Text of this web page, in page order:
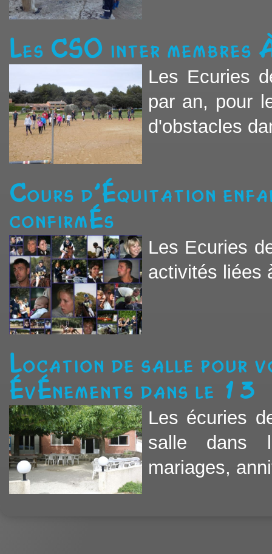
Les CSO inter membres
Les Ecuries
par an, pour
d'obstacles
Cours d'équitation
confirmés
Les Ecuries
activités liées
Location de salle pour
événements dans le 13
Les écuries
salle dans
mariages,